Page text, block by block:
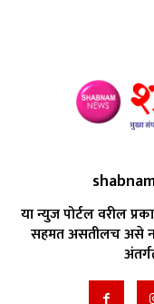
या न्युज पोर्टल वरील
सहमत असतीलच असे